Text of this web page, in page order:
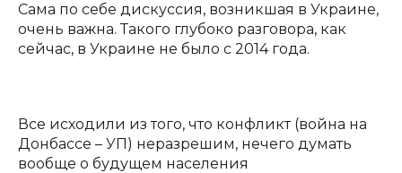
Сама по себе дискуссия, возникшая в Украине,
очень важна. Такого глубоко разговора, как
сейчас, в Украине не было с 2014 года.
Все исходили из того, что конфликт (война на
Донбассе – УП) неразрешим, нечего думать
вообще о будущем населения